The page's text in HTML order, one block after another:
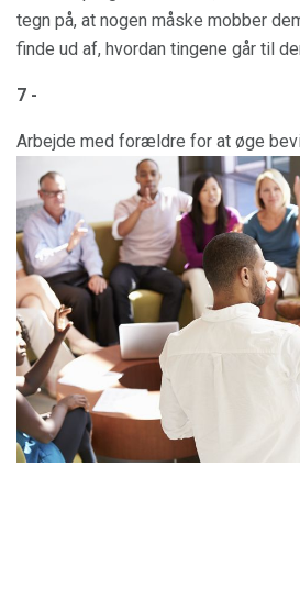
tegn på, at nogen måske mobber
finde ud af, hvordan tingene går til
7 -
Arbejde med forældre for at øge